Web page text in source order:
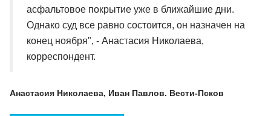
асфальтовое покрытие уже в ближайшие дни.
Однако суд все равно состоится, он назначен на
конец ноября", - Анастасия Николаева,
корреспондент.
Анастасия Николаева, Иван Павлов. Вести-Псков